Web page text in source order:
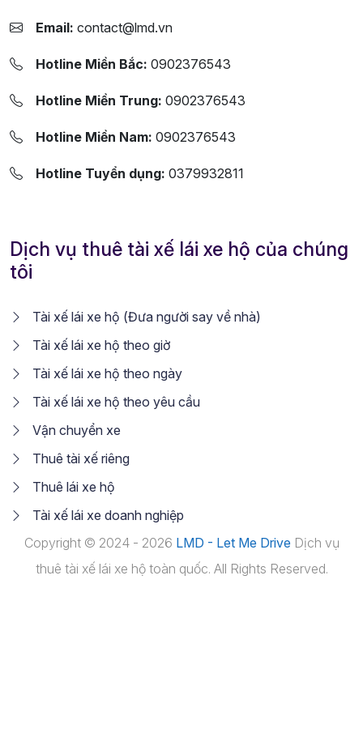
Email: contact@lmd.vn
Hotline Miền Bắc: 0902376543
Hotline Miền Trung: 0902376543
Hotline Miền Nam: 0902376543
Hotline Tuyển dụng: 0379932811
Dịch vụ thuê tài xế lái xe hộ của chúng
tôi
Tài xế lái xe hộ (Đưa người say về nhà)
Tài xế lái xe hộ theo giờ
Tài xế lái xe hộ theo ngày
Tài xế lái xe hộ theo yêu cầu
Vận chuyển xe
Thuê tài xế riêng
Thuê lái xe hộ
Tài xế lái xe doanh nghiệp
Copyright © 2024 - 2026 LMD - Let Me Drive Dịch vụ
thuê tài xế lái xe hộ toàn quốc. All Rights Reserved.